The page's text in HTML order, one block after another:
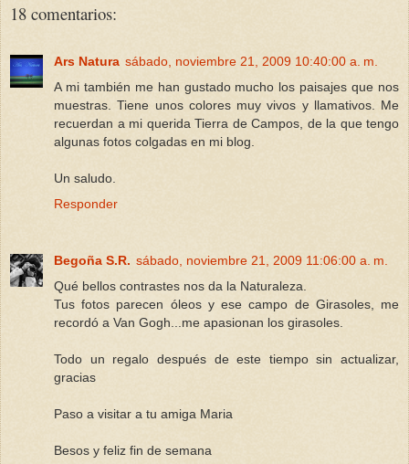
18 comentarios:
Ars Natura sábado, noviembre 21, 2009 10:40:00 a. m.
A mi también me han gustado mucho los paisajes que nos
muestras. Tiene unos colores muy vivos y llamativos. Me
recuerdan a mi querida Tierra de Campos, de la que tengo
algunas fotos colgadas en mi blog.
Un saludo.
Responder
Begoña S.R. sábado, noviembre 21, 2009 11:06:00 a. m.
Qué bellos contrastes nos da la Naturaleza.
Tus fotos parecen óleos y ese campo de Girasoles, me
recordó a Van Gogh...me apasionan los girasoles.
Todo un regalo después de este tiempo sin actualizar,
gracias
Paso a visitar a tu amiga Maria
Besos y feliz fin de semana